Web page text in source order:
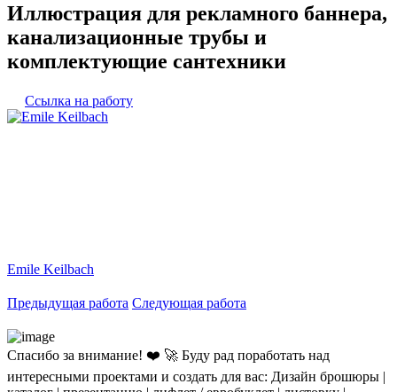
Иллюстрация для рекламного баннера,
канализационные трубы и
комплектующие сантехники
Ссылка на работу
Emile Keilbach
Предыдущая работа Следующая работа
Спасибо за внимание! ❤️ 🚀 Буду рад поработать над
интересными проектами и создать для вас: Дизайн брошюры |